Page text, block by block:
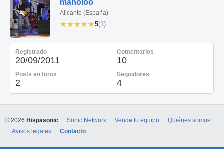
manoloo
Alicante (España)
★★★★★
★★★★★5(1)
Registrado
20/09/2011
Comentarios
10
Posts en foros
2
Seguidores
4
© 2026 Hispasonic Sonic Network Vende tu equipo
Quiénes somos
Avisos legales
Contacto